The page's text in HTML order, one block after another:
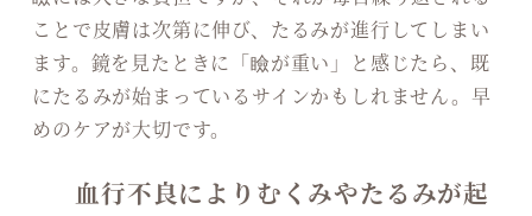
ことで皮膚は次第に伸び、たるみが進行してしまい
ます。鏡を見たときに「瞼が重い」と感じたら、既
にたるみが始まっているサインかもしれません。早
めのケアが大切です。
血行不良によりむくみやたるみが起